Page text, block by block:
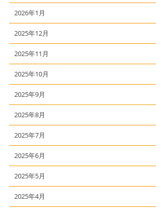
2026年1月
2025年12月
2025年11月
2025年10月
2025年9月
2025年8月
2025年7月
2025年6月
2025年5月
2025年4月